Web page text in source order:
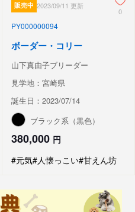
販売中 2023/09/11 更新
0
PY000000094
ボーダー・コリー
山下真由子ブリーダー
見学地：宮崎県
誕生日：2023/07/14
ブラック系（黒色）
380,000 円
#元気#人懐っこい#甘えん坊